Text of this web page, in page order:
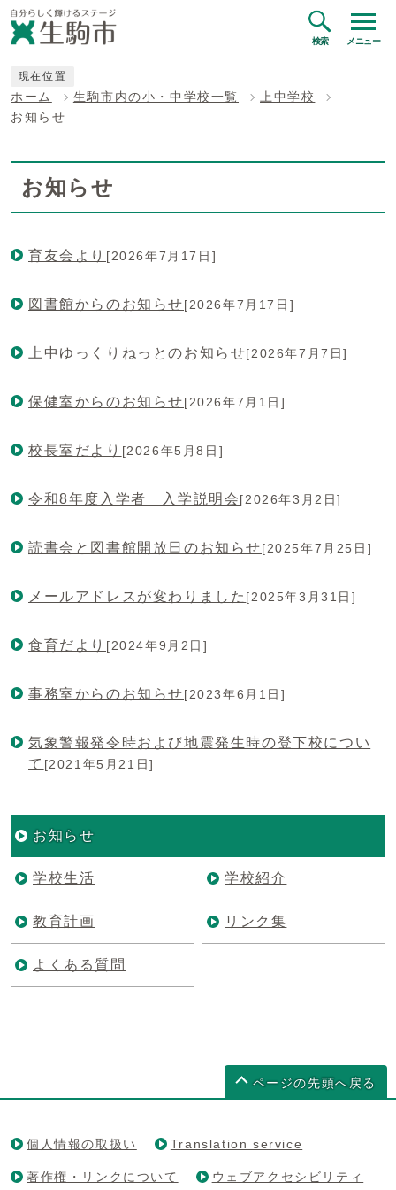
検索 メニュー
現在位置
ホーム 生駒市内の小・中学校一覧
上中学校
お知らせ
お知らせ
育友会より [2026年7月17日]
図書館からのお知らせ[2026年7月17日]
上中ゆっくりねっとのお知らせ[2026年7月7日]
保健室からのお知らせ[2026年7月1日]
校長室だより [2026年5月8日]
令和8年度入学者 入学説明会[2026年3月2日]
読書会と図書館開放日のお知らせ[2025年7月25日]
メールアドレスが変わりました [2025年3月31日]
食育だより [2024年9月2日]
事務室からのお知らせ[2023年6月1日]
気象警報発令時および地震発生時の登下校につい
て [2021年5月21日]
お知らせ
学校生活 学校紹介
教育計画 リンク集
よくある質問
ページの先頭へ戻る
個人情報の取扱い Translation service
著作権・リンクについて ウェブアクセシビリティ